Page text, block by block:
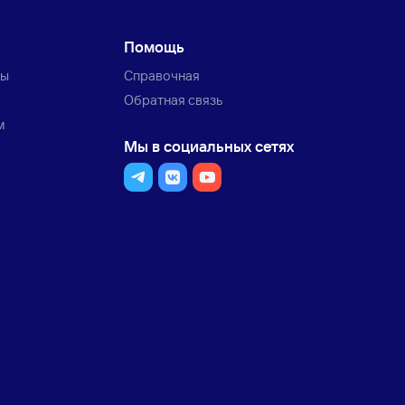
Помощь
Справочная
Обратная связь
Мы в социальных сетях